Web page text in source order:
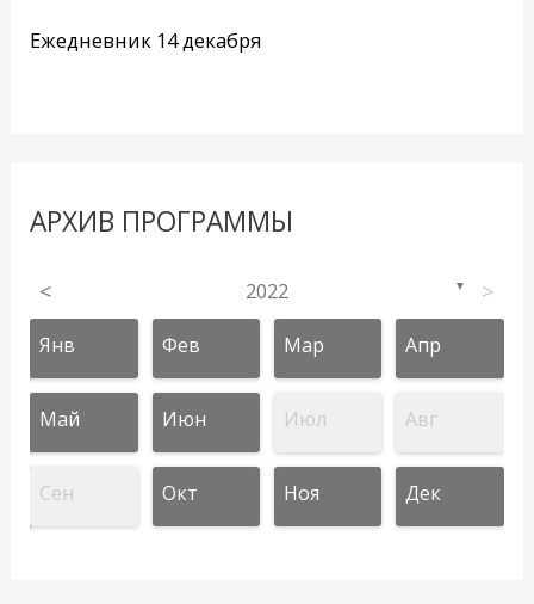
Ежедневник 14 декабря
АРХИВ ПРОГРАММЫ
< 2022 ▼ >
Янв Фев Мар Апр
Май Июн Июл Авг
Сен Окт Ноя Дек